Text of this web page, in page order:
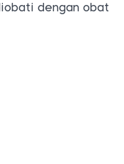
dengan obat